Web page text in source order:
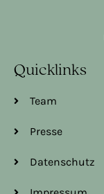
Quicklinks
Team
Presse
Datenschutz